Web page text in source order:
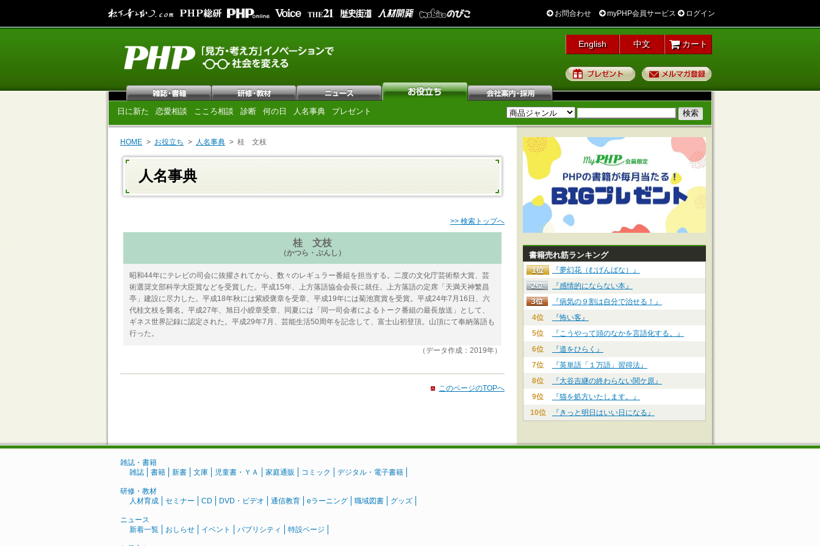
お問合わせ myPHP会員サービス ログイン
English 中文 カート
プレゼント
日に新た 恋愛相談 こころ相談 診断 何の日 人名事典 プレゼント
HOME お役立ち 人名事典 桂 文枝
人名事典
>> 検索トップへ
桂 文枝
（かつら・ぶんし）
昭和44年にテレビの司会に抜擢されてから、数々のレギュラー番組を担当する。二度の文化庁芸術祭大賞、芸
術選奨文部科学大臣賞などを受賞した。平成15年、上方落語協会会長に就任。上方落語の定席「天満天神繁昌
亭」建設に尽力した。平成18年秋には紫綬褒章を受章、平成19年には菊池寛賞を受賞。平成24年7月16日、六
代桂文枝を襲名。平成27年、旭日小綬章受章、同夏には「同一司会者によるトーク番組の最長放送」として、
ギネス世界記録に認定された。平成29年7月、芸能生活50周年を記念して、富士山初登頂。山頂にて奉納落語も
行った。
（データ作成：2019年）
このページのTOPへ
書籍売れ筋ランキング
『夢幻花（むげんばな）』
『感情的にならない本』
『病気の９割は自分で治せる！』
4位
『怖い客』
5位
『こうやって頭のなかを言語化する。』
6位
『道をひらく』
7位
『英単語「１万語」習得法』
8位
『大谷吉継の終わらない関ケ原』
9位
『猫を処方いたします。』
10位
『きっと明日はいい日になる』
雑誌・書籍
雑誌
書籍 新書 文庫 児童書・ＹＡ 家庭通販 コミック デジタル・電子書籍
研修・教材
人材育成
セミナー CD DVD・ビデオ 通信教育 eラーニング 職域図書 グッズ
ニュース
新着一覧
おしらせ イベント パブリシティ 特設ページ